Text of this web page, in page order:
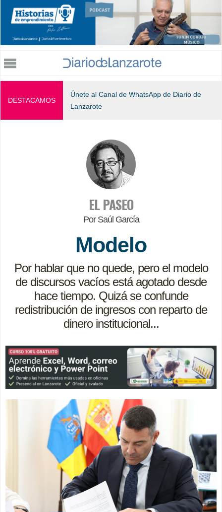
Jump to navigation
DESTACAMOS
Únete al Canal de WhatsApp de Diario de
Lanzarote
EL PASEO
Por Saúl García
Modelo
Por hablar que no quede, pero el modelo
de discursos vacíos está agotado desde
hace tiempo. Quizáse confunde
redistribución de ingresos con reparto de
dinero institucional...